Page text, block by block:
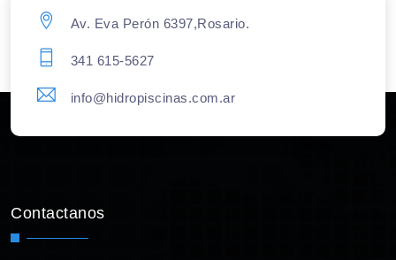
Av. Eva Perón 6397,Rosario.
341 615-5627
info@hidropiscinas.com.ar
Contactanos